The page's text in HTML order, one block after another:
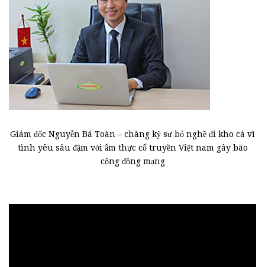
Giám đốc Nguyễn Bá Toàn – chàng kỹ sư bỏ nghề đi kho cá vì
tình yêu sâu đậm với ẩm thực cổ truyền Việt nam gây bão
cộng đồng mạng